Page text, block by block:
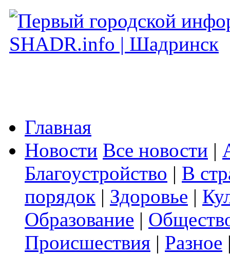
Главная
Новости Все новости |
Благоустройство | В
порядок | Здоровье |
Образование |
Происшествия | Разное